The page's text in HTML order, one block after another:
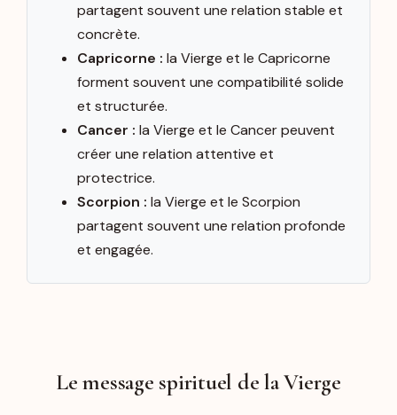
partagent souvent une relation stable et
concrète.
Capricorne : la Vierge et le Capricorne
forment souvent une compatibilité solide
et structurée.
Cancer : la Vierge et le Cancer peuvent
créer une relation attentive et
protectrice.
Scorpion : la Vierge et le Scorpion
partagent souvent une relation profonde
et engagée.
Le message spirituel de la Vierge